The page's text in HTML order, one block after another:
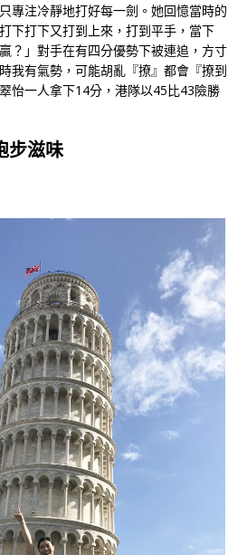
專注冷靜地打好每一劍。她回憶當時的
下打下又打到上來，打到平手，當下
？」對手在有四分優勢下被連追，方寸
我有氣勢，可能胡亂『撩』都會『撩到
怡一人拿下14分，港隊以45比43險勝
步滋味